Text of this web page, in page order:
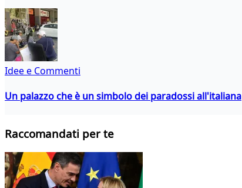
Idee e Commenti
Un palazzo che è un simbolo dei paradossi all'italiana
Raccomandati per te